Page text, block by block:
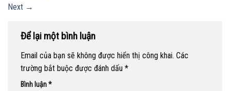
Next →
Để lại một bình luận
Email của bạn sẽ không được hiển thị công khai. Các
trường bắt buộc được đánh dấu *
Bình luận*